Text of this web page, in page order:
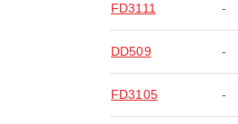
FD3111 -
DD509 -
FD3105 -